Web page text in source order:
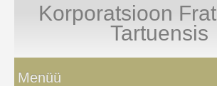
Korporatsioon
Tartuensis
Menüü